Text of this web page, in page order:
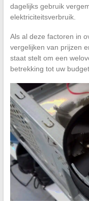
dagelijks gebruik
elektriciteitsverbruik.
Als al deze factoren in
vergelijken van prijzen
staat stelt om een
betrekking tot uw budget.